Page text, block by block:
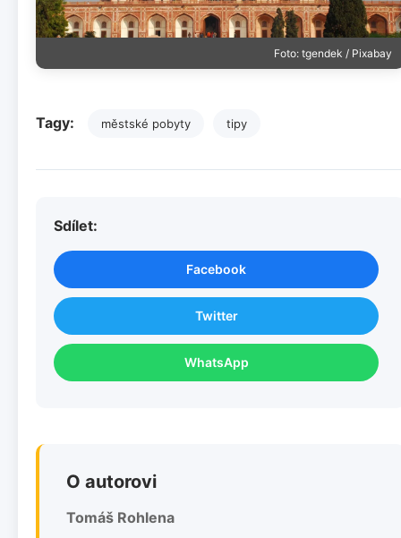
Foto: tgendek / Pixabay
Tagy: městské pobyty tipy
Sdílet:
Facebook
Twitter
WhatsApp
O autorovi
Tomáš Rohlena